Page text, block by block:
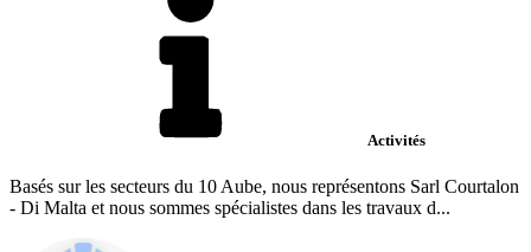
Activités
Basés sur les secteurs du 10 Aube, nous représentons Sarl Courtalon
- Di Malta et nous sommes spécialistes dans les travaux d...